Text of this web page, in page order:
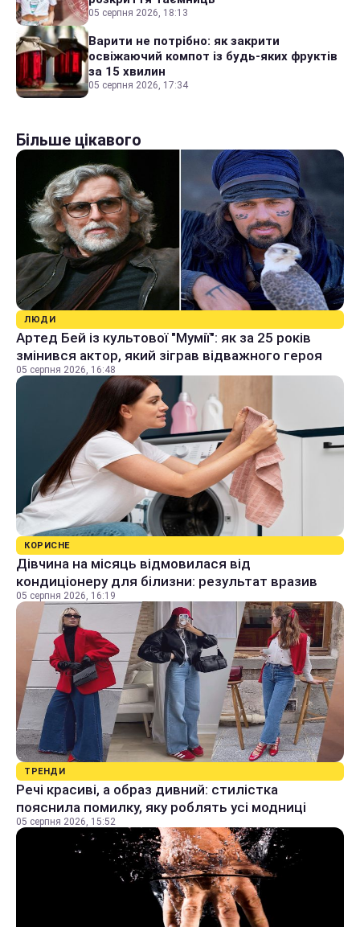
05 серпня 2026, 18:13
Варити не потрібно: як закрити
освіжаючий компот із будь-яких фруктів
за 15 хвилин
05 серпня 2026, 17:34
Більше цікавого
ЛЮДИ
Артед Бей із культової "Мумії": як за 25 років
змінився актор, який зіграв відважного героя
05 серпня 2026, 16:48
КОРИСНЕ
Дівчина на місяць відмовилася від
кондиціонеру для білизни: результат вразив
05 серпня 2026, 16:19
ТРЕНДИ
Речі красиві, а образ дивний: стилістка
пояснила помилку, яку роблять усі модниці
05 серпня 2026, 15:52